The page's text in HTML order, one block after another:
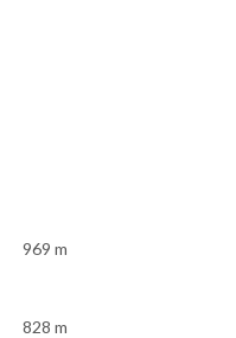
969 m
828 m